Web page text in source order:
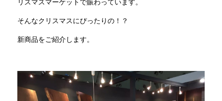
リスマスマーケットで賑わっています。
そんなクリスマスにぴったりの！？
新商品をご紹介します。